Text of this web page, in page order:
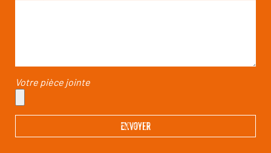
Votre pièce jointe